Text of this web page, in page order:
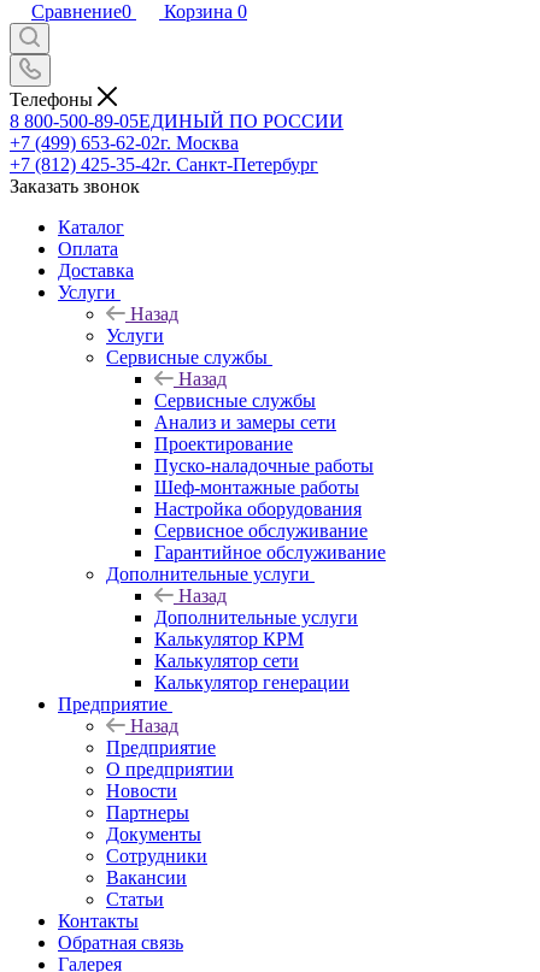
Сравнение0 Корзина 0
Телефоны
8 800-500-89-05ЕДИНЫЙ ПО РОССИИ
+7 (499) 653-62-02г. Москва
+7 (812) 425-35-42г. Санкт-Петербург
Заказать звонок
Каталог
Оплата
Доставка
Услуги
Назад
Услуги
Сервисные службы
Назад
Сервисные службы
Анализ и замеры сети
Проектирование
Пуско-наладочные работы
Шеф-монтажные работы
Настройка оборудования
Сервисное обслуживание
Гарантийное обслуживание
Дополнительные услуги
Назад
Дополнительные услуги
Калькулятор КРМ
Калькулятор сети
Калькулятор генерации
Предприятие
Назад
Предприятие
О предприятии
Новости
Партнеры
Документы
Сотрудники
Вакансии
Статьи
Контакты
Обратная связь
Галерея